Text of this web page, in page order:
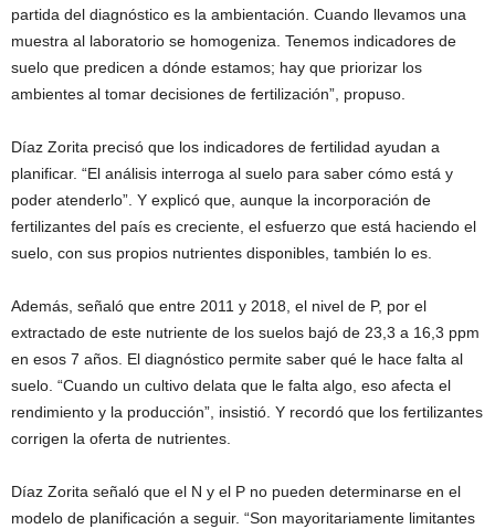
partida del diagnóstico es la ambientación. Cuando llevamos una
muestra al laboratorio se homogeniza. Tenemos indicadores de
suelo que predicen a dónde estamos; hay que priorizar los
ambientes al tomar decisiones de fertilización”, propuso.
Díaz Zorita precisó que los indicadores de fertilidad ayudan a
planificar. “El análisis interroga al suelo para saber cómo está y
poder atenderlo”. Y explicó que, aunque la incorporación de
fertilizantes del país es creciente, el esfuerzo que está haciendo el
suelo, con sus propios nutrientes disponibles, también lo es.
Además, señaló que entre 2011 y 2018, el nivel de P, por el
extractado de este nutriente de los suelos bajó de 23,3 a 16,3 ppm
en esos 7 años. El diagnóstico permite saber qué le hace falta al
suelo. “Cuando un cultivo delata que le falta algo, eso afecta el
rendimiento y la producción”, insistió. Y recordó que los fertilizantes
corrigen la oferta de nutrientes.
Díaz Zorita señaló que el N y el P no pueden determinarse en el
modelo de planificación a seguir. “Son mayoritariamente limitantes